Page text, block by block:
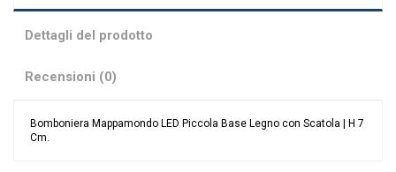
Dettagli del prodotto
Recensioni (0)
Bomboniera Mappamondo LED Piccola Base Legno con Scatola | H 7
Cm.